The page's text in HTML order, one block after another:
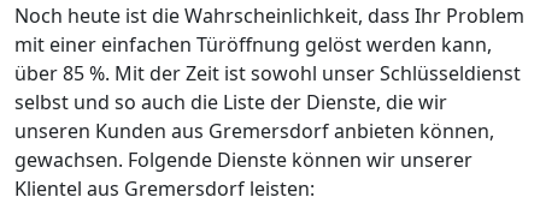
Noch heute ist die Wahrscheinlichkeit, dass Ihr Problem
mit einer einfachen Türöffnung gelöst werden kann,
über 85 %. Mit der Zeit ist sowohl unser Schlüsseldienst
selbst und so auch die Liste der Dienste, die wir
unseren Kunden aus Gremersdorf anbieten können,
gewachsen. Folgende Dienste können wir unserer
Klientel aus Gremersdorf leisten: